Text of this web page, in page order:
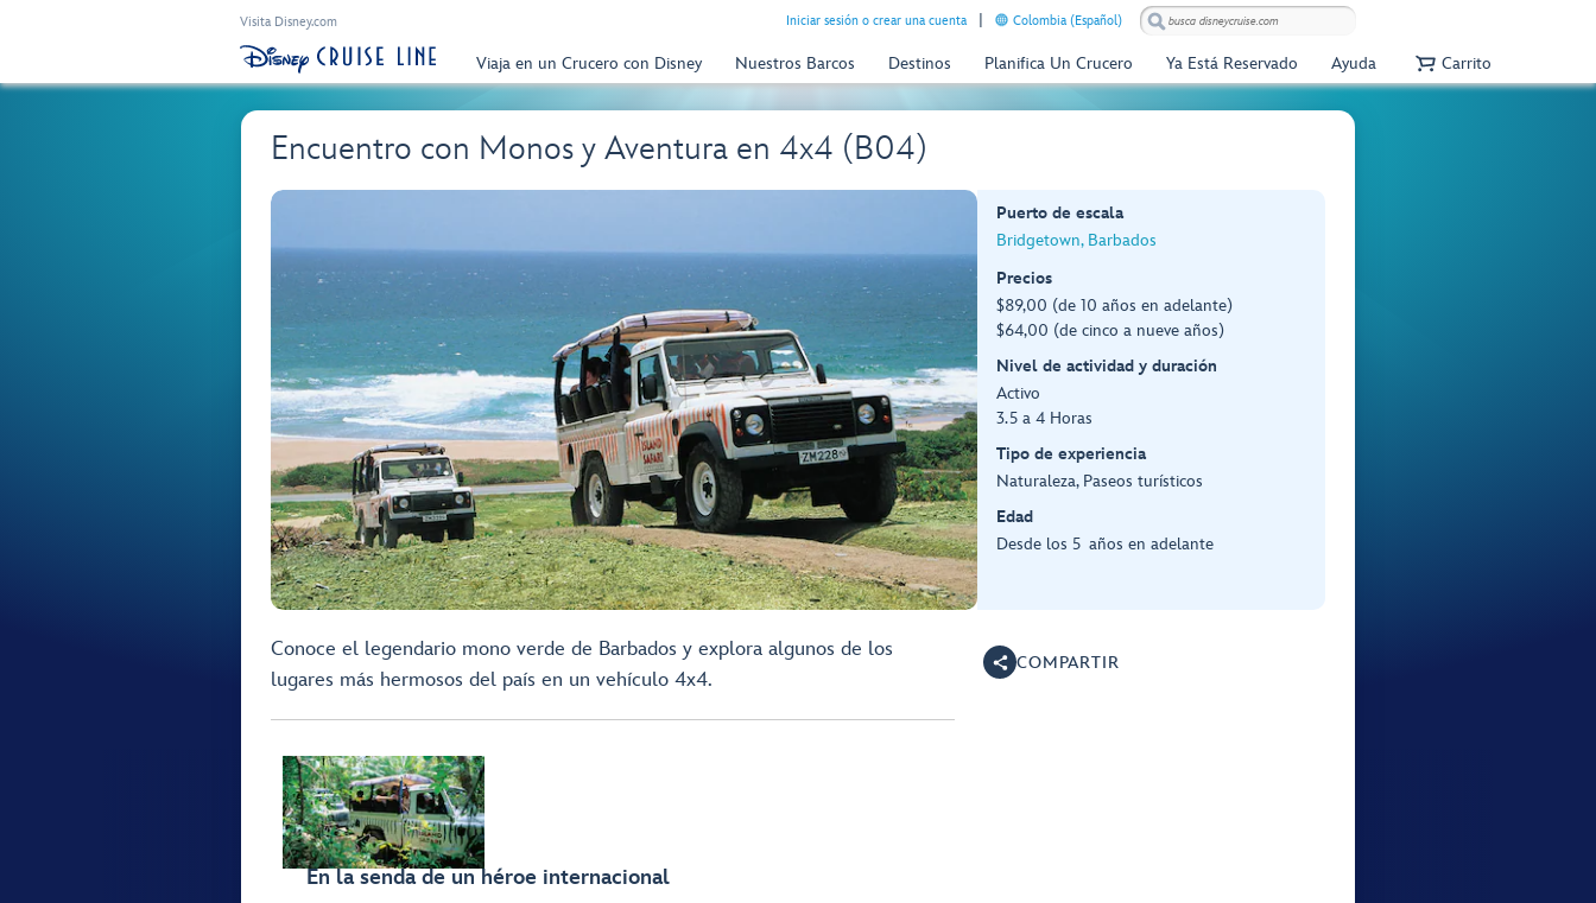
Visita Disney.com Iniciar sesión o crear una cuenta Colombia (Español)
Viaja en un Crucero con Disney Nuestros Barcos Destinos Planifica Un Crucero Ya Está Reservado Ayuda Carrito
Encuentro con Monos y Aventura en 4x4 (B04)
Puerto de escala
Bridgetown, Barbados
Precios
$89,00 (de 10 años en adelante)
$64,00 (de cinco a nueve años)
Nivel de actividad y duración
Activo
3.5 a 4 Horas
Tipo de experiencia
Naturaleza, Paseos turísticos
Edad
Desde los 5 años en adelante
Conoce el legendario mono verde de Barbados y explora algunos de los
lugares más hermosos del país en un vehículo 4x4.
En la senda de un héroe internacional
COMPARTIR